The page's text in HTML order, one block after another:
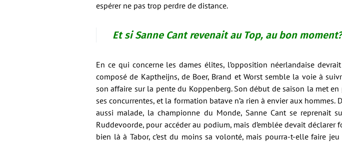
espérer ne pas trop perdre de distance.
Et si Sanne Cant revenait au Top, au bon moment?
En ce qui concerne les dames élites, l’opposition néerlandaise
composé de Kaptheijns, de Boer, Brand et Worst semble la voie à
son affaire sur la pente du Koppenberg. Son début de saison la met
ses concurrentes, et la formation batave n’a rien à envier aux hommes.
aussi malade, la championne du Monde, Sanne Cant se reprenait
Ruddevoorde, pour accéder au podium, mais d’emblée devait déclarer
bien là à Tabor, c’est du moins sa volonté, mais pourra-t-elle faire